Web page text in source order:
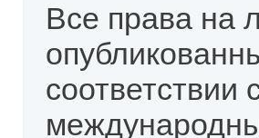
Все права на
соответствии